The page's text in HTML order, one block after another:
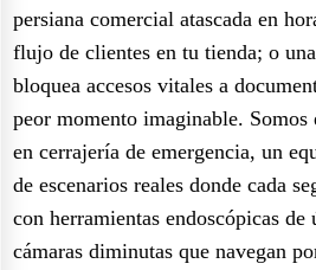
persiana comercial atascada en
flujo de clientes en tu tienda; o
bloquea accesos vitales a
peor momento imaginable. Somos
en cerrajería de emergencia, un
de escenarios reales donde cada
con herramientas endoscópicas
cámaras diminutas que navegan